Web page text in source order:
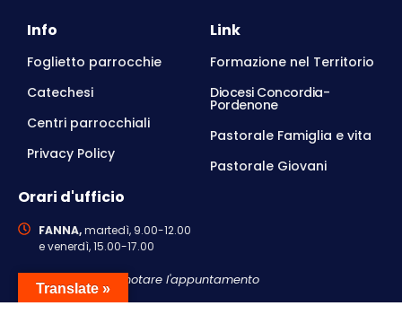
Info
Foglietto parrocchie
Catechesi
Centri parrocchiali
Privacy Policy
Link
Formazione nel Territorio
Diocesi Concordia-
Pordenone
Pastorale Famiglia e vita
Pastorale Giovani
Orari d'ufficio
FANNA,martedì, 9.00-12.00
e venerdì, 15.00-17.00
Si consiglia di prenotare l'appuntamento
Translate »